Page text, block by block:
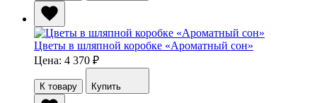
Цветы в шляпной коробке «Ароматный сон»
Цена: 4 370 ₽
К товару Купить